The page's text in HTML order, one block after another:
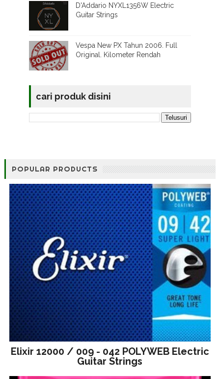
D'Addario NYXL1356W Electric
Guitar Strings
Vespa New PX Tahun 2006. Full
Original. Kilometer Rendah
cari produk disini
POPULAR PRODUCTS
Elixir 12000 / 009 - 042 POLYWEB Electric
Guitar Strings